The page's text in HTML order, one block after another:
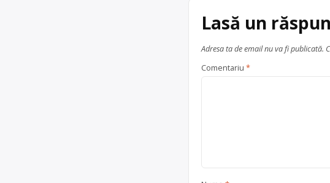
Lasă un
Adresa ta de email nu va fi publicată.
Comentariu *